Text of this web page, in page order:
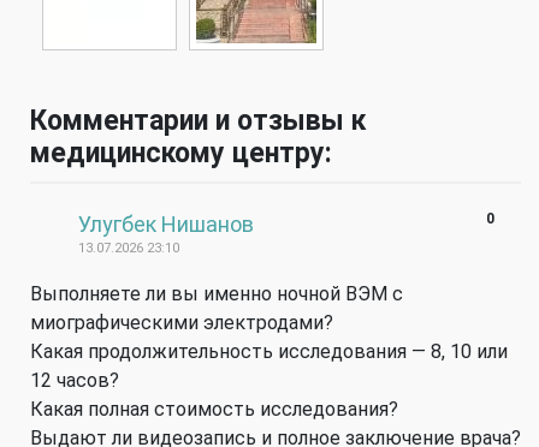
Комментарии и отзывы к
медицинскому центру:
0
Улугбек Нишанов
13.07.2026 23:10
Выполняете ли вы именно ночной ВЭМ с
миографическими электродами?
Какая продолжительность исследования — 8, 10 или
12 часов?
Какая полная стоимость исследования?
Выдают ли видеозапись и полное заключение врача?